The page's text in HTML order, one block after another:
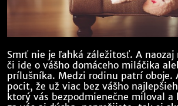
Smrť nie je ľahká záležitosť. A naozaj
či ide o vášho domáceho miláčika
prílušníka. Medzi rodinu patrí oboje.
pocit, že už viac bez vášho
ktorý vás bezpodmienečne miloval a